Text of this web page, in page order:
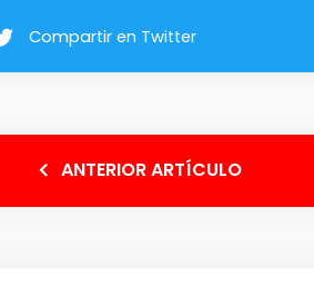
Compartir en Twitter
ANTERIOR ARTÍCULO